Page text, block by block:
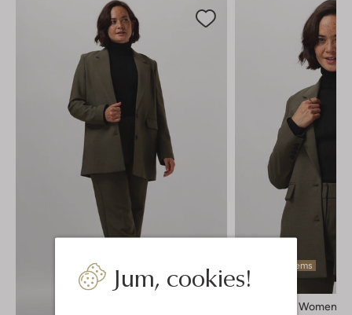
Jum, cookies! Laatste items
Selected Women